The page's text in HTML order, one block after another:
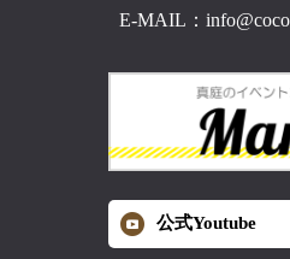
E-MAIL：
公式Youtube